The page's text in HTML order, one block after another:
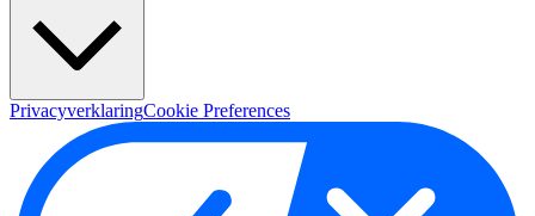
PrivacyverklaringCookie Preferences